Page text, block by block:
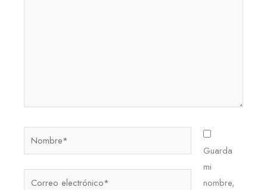
Nombre*
Guarda
mi
nombre,